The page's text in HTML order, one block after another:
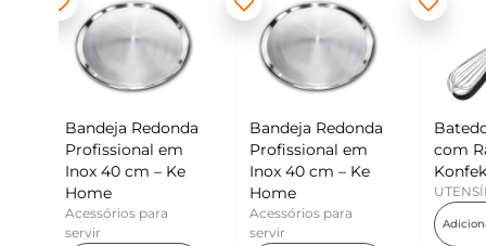
Bandeja Redonda
Profissional em
Inox 40 cm – Ke
Home
Acessórios para
servir
Batedor de Ovos
com Raspador –
Konfektt
UTENSÍLIOS
Adicionar ao carrinho